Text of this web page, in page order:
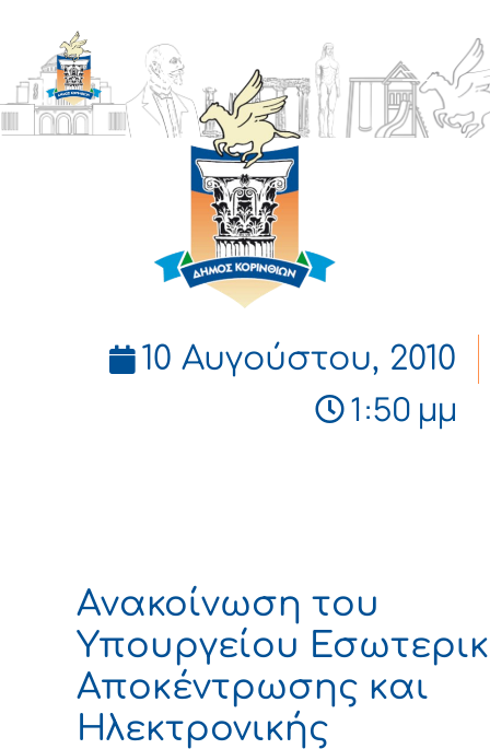
ΔΗΜΟΣ
ΚΟΡΙΝΘΙΩΝ
10 Αυγούστου, 2010
1:50 μμ
Ανακοίνωση του
Υπουργείου
Αποκέντρωσης και
Ηλεκτρονικής